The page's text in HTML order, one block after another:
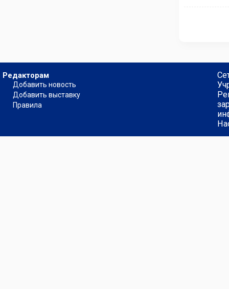
Редакторам
Добавить новость
Добавить выставку
Правила